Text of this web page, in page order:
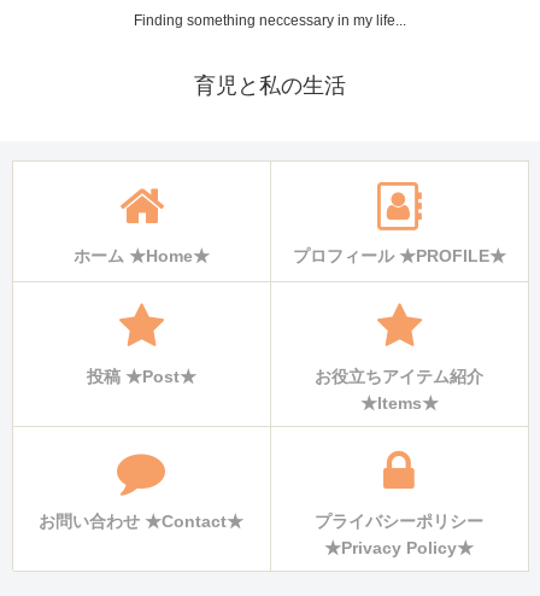
Finding something neccessary in my life...
育児と私の生活
ホーム ★Home★ プロフィール ★PROFILE★
投稿 ★Post★
お役立ちアイテム紹介
★Items★
お問い合わせ ★Contact★
プライバシーポリシー
★Privacy Policy★